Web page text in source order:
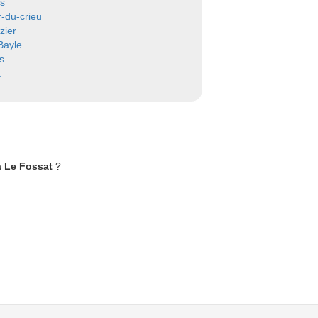
du-crieu
Le Fossat ?